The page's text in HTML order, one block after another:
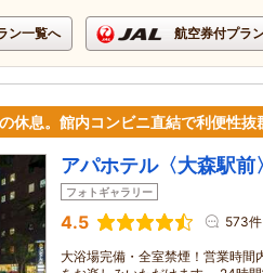
ン一覧へ 航空券付プラ
休息。館内コンビニ直結で利便性抜
アパホテル〈大森駅前
フォトギャラリー
4.5 573件
大浴場完備・全室禁煙！営業時間